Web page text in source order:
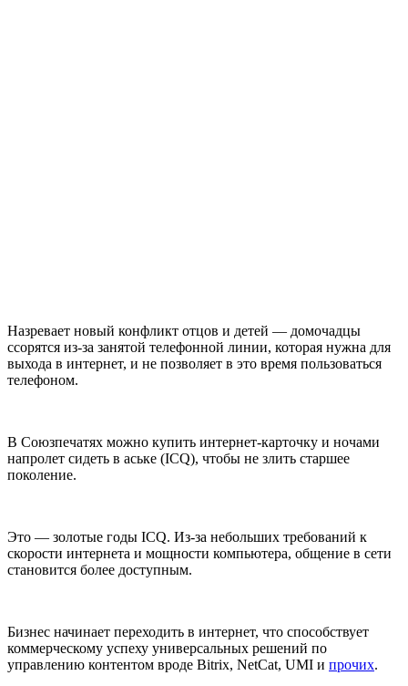
Назревает новый конфликт отцов и детей — домочадцы
ссорятся из-за занятой телефонной линии, которая нужна для
выхода в интернет, и не позволяет в это время пользоваться
телефоном.
В Союзпечатях можно купить интернет-карточку и ночами
напролет сидеть в аське (ICQ), чтобы не злить старшее
поколение.
Это — золотые годы ICQ. Из-за небольших требований к
скорости интернета и мощности компьютера, общение в сети
становится более доступным.
Бизнес начинает переходить в интернет, что способствует
коммерческому успеху универсальных решений по
управлению контентом вроде Bitrix, NetCat, UMI и прочих.